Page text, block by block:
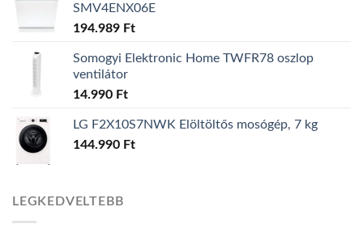
SMV4ENX06E
194.989 Ft
Somogyi Elektronic Home TWFR78 oszlop
ventilátor
14.990 Ft
LG F2X10S7NWK Elöltöltős mosógép, 7 kg
144.990 Ft
LEGKEDVELTEBB